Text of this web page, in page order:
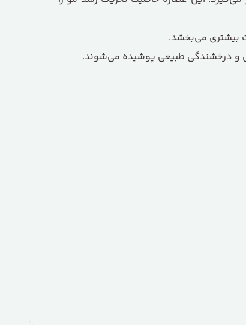
بیشتری می‌بخشد.
و درخشندگی طبیعی پوشیده می‌شوند.